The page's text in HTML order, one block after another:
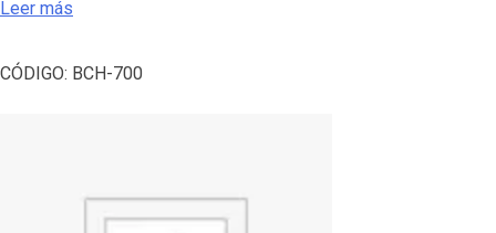
Leer más
CÓDIGO: BCH-700